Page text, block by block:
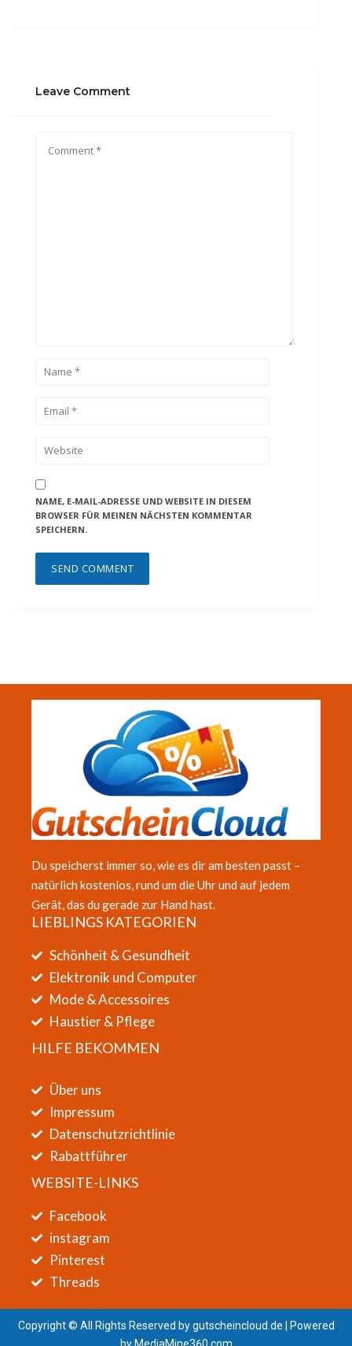
Leave Comment
NAME, E-MAIL-ADRESSE UND WEBSITE IN DIESEM
BROWSER FÜR MEINEN NÄCHSTEN KOMMENTAR
SPEICHERN.
Du speicherst immer so, wie es dir am besten passt –
natürlich kostenlos, rund um die Uhr und auf jedem
Gerät, das du gerade zur Hand hast.
LIEBLINGS KATEGORIEN
Schönheit & Gesundheit
Elektronik und Computer
Mode & Accessoires
Haustier & Pflege
HILFE BEKOMMEN
Über uns
Impressum
Datenschutzrichtlinie
Rabattführer
WEBSITE-LINKS
Facebook
instagram
Pinterest
Threads
Copyright © All Rights Reserved bygutscheincloud.de | Powered
by MediaMine360.com